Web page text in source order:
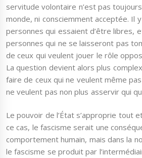
servitude volontaire n’est pas
monde, ni consciemment acceptée. Il
personnes qui essaient d’être libres,
personnes qui ne se laisseront pas
de ceux qui veulent jouer le rôle
La question devient alors plus
faire de ceux qui ne veulent même
ne veulent pas non plus asservir qui
Le pouvoir de l’État s’approprie tout
ce cas, le fascisme serait une
comportement humain, mais dans la
le fascisme se produit par